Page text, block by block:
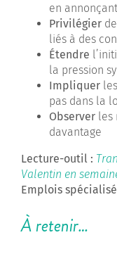
en
Privilégier
liés à des
Étendre
la pression
Impliquerles
pas dans la
Observerles
davantage
Lecture-outil :
Valentin en
Emplois
À retenir…